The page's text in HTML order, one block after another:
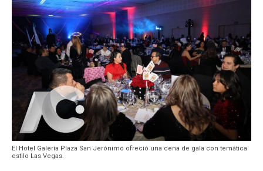
El Hotel Galería Plaza San Jerónimo ofreció una cena de gala con temática
estilo Las Vegas.